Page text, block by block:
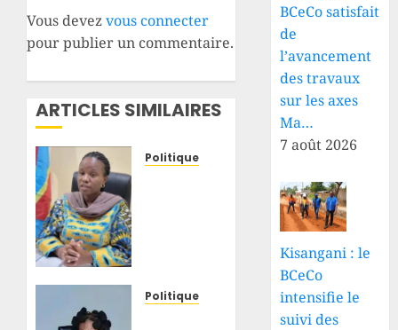
Vous devezvous connecter
pour publier un commentaire.
ARTICLES SIMILAIRES
Politique
sur 11
Politique
BCeCo satisfait
de
l’avancement
des travaux
sur les axes
Ma…
7 août 2026
Kisangani : le
BCeCo
intensifie le
suivi des